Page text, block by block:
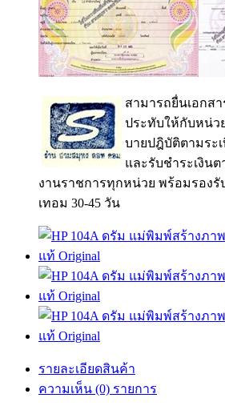
สามารถยื่นเอกส
ประทับให้กับหน่ว
บายปฎิบัติตามระ
และรับชำระเงิน
งานราชการทุกหน่วย พร้อมรองรั
เทอม 30-45 วัน
รายละเอียดสินค้า
ความเห็น (0) รายการ